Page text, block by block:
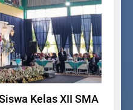
Kelas XII SMA